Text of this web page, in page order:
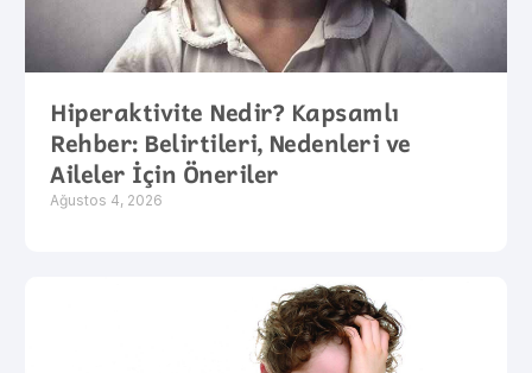
Hiperaktivite Nedir? Kapsamlı
Rehber: Belirtileri, Nedenleri ve
Aileler İçin Öneriler
Ağustos 4, 2026